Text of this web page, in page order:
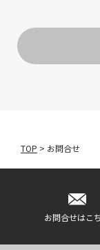
TOP > お問合せ
お問合せはこ